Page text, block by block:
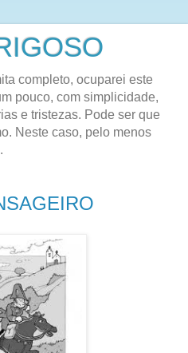
completo, ocuparei este
pouco, com simplicidade,
e tristezas. Pode ser que
Neste caso, pelo menos